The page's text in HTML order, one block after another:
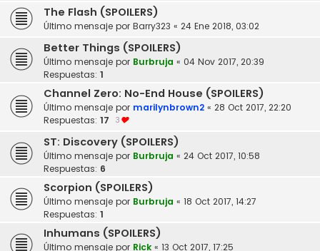
The Flash (SPOILERS)
Último mensaje por Barry323 « 24 Ene 2018, 03:02
Better Things (SPOILERS)
Último mensaje por Burbruja « 04 Nov 2017, 20:39
Respuestas: 1
Channel Zero: No-End House (SPOILERS)
Último mensaje por marilynbrown2 « 28 Oct 2017, 22:20
Respuestas: 17 3
ST: Discovery (SPOILERS)
Último mensaje por Burbruja « 24 Oct 2017, 10:58
Respuestas: 6
Scorpion (SPOILERS)
Último mensaje por Burbruja « 18 Oct 2017, 14:27
Respuestas: 1
Inhumans (SPOILERS)
Último mensaje por Rick « 13 Oct 2017, 17:25